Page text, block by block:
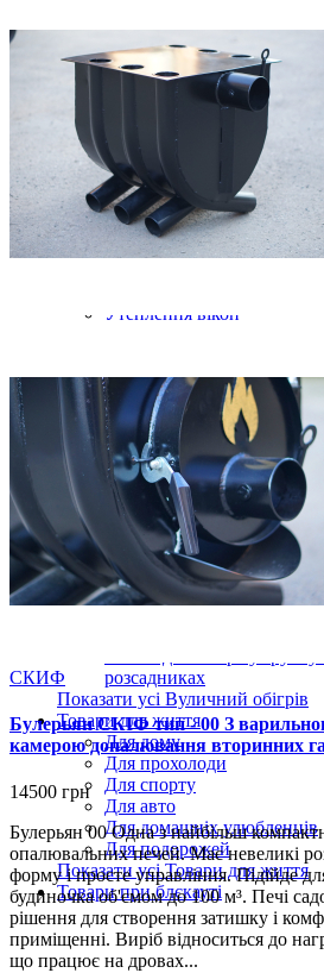
Підігрів ніг
Підігрів тіла (від
Підігрів рук (від
Електричні сушарки
Настільні
(килимки для комп.
Жилети з підігрівом
Електричні простирадла
та Пледи 3D
Електрогрілки та
Пледи 3D
Автомобільні
Утеплення вікон
Теплозберігаюча
Обігрів розсади,
продуктів
Килимки мати з
інкубаторів, розсади
Електричний
Monocrystal
Сушіння ягід,
Показати усі Обігрів та сушіння
Вуличний обігрів
Підвісні вуличні
Антиобледеніння для
жолобів і водостоків
Нагрівальні кабелі для
Обігрів майданчиків,
Кабелі для обігріву
розсадниках
Показати усі Вуличний обігрів
Товари для життя
Для дому
Для прохолоди
Для спорту
Для авто
Для домашніх улюбленців
Для подорожей
Показати усі Товари для життя
Товари при блєкауті
СКИФ
Булерьян СКІФ тип - 00 З
камерою допалювання вторинних
14500 грн
Булерьян 00 Одна з найбільш
опалювальних печей. Має невеликі
форму і просте управління. Підійде
будиночка об'ємом до 100 м³. Печі
рішення для створення затишку і
приміщенні. Виріб відноситься до
що працює на дровах...